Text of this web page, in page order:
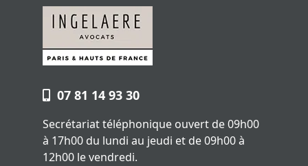
07 81 14 93 30
Secrétariat téléphonique ouvert de 09h00
à 17h00 du lundi au jeudi et de 09h00 à
12h00 le vendredi.